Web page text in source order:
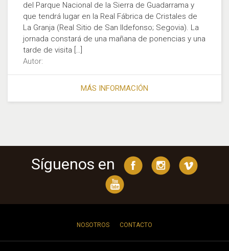
del Parque Nacional de la Sierra de Guadarrama y
que tendrá lugar en la Real Fábrica de Cristales de
La Granja (Real Sitio de San Ildefonso; Segovia). La
jornada constará de una mañana de ponencias y una
tarde de visita […]
Autor:
MÁS INFORMACIÓN
Síguenos en
NOSOTROS CONTACTO